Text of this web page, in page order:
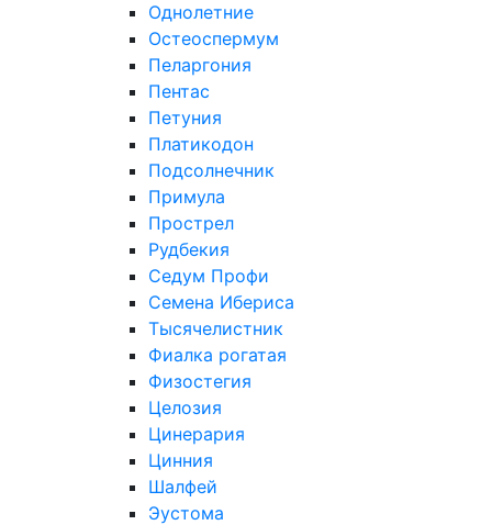
Однолетние
Остеоспермум
Пеларгония
Пентас
Петуния
Платикодон
Подсолнечник
Примула
Прострел
Рудбекия
Седум Профи
Семена Ибериса
Тысячелистник
Фиалка рогатая
Физостегия
Целозия
Цинерария
Цинния
Шалфей
Эустома